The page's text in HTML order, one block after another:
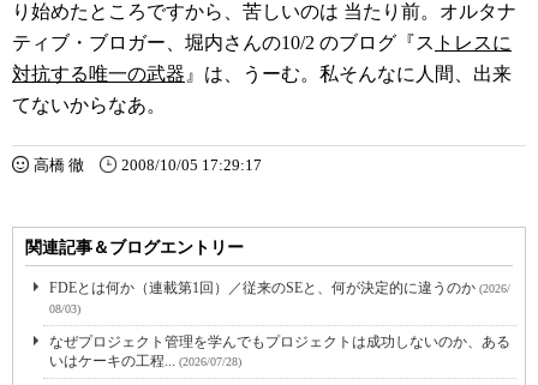
り始めたところですから、苦しいのは 当たり前。オルタナ
ティブ・ブロガー、堀内さんの10/2 のブログ『ス トレスに
対抗する唯一の武器 』は、うーむ。私そんなに人間、出来
てないからなあ。
高橋 徹 2008/10/05 17:29:17
関連記事＆ブログエントリー
FDEとは何か（連載第1回）／従来のSEと、何が決定的に違うのか (2026/
08/03)
なぜプロジェクト管理を学んでもプロジェクトは成功しないのか、ある
いはケーキの工程... (2026/07/28)